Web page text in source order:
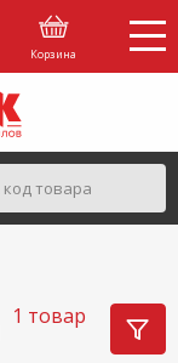
Корзина
1 товар